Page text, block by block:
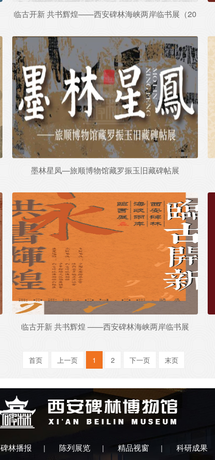
临古开新 共书辉煌——西安碑林海峡两岸临书展（20
墨林星凤—旅顺博物馆藏罗振玉旧藏碑帖展
临古开新 共书辉煌 ——西安碑林海峡两岸临书展
首页 上一页 1 2 下一页 末页
碑林播报 | 陈列展览 | 精品视窗 | 科研成果